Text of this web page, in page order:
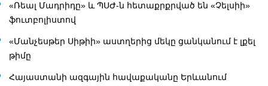
«Ռեալ Մադրիդը» և ՊՍԺ-ն հետաքրքրված են «Չելսիի»
ֆուտբոլիստով
«Մանչեսթեր Սիթիի» աստղերից մեկը ցանկանում է լքել
թիմը
Հայաստանի ազգային հավաքականը Երևանում